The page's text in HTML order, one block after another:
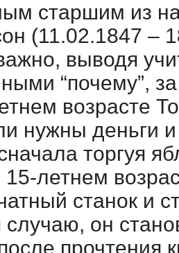
старшим из
(11.02.1847 –
выводя
“почему”,
возрасте
нужны деньги и
торгуя
15-летнем
станок и
случаю, он
прочтения